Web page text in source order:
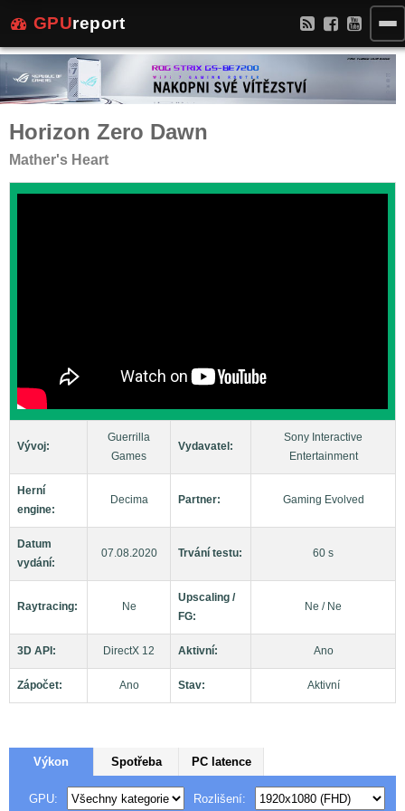
GPUreport
Horizon Zero Dawn
Mather's Heart
Vývoj:
Guerrilla
Games
Vydavatel:
Sony Interactive
Entertainment
Herní
engine:
Decima Partner: Gaming Evolved
Datum
vydání:
07.08.2020 Trvání testu: 60 s
Raytracing: Ne
Upscaling /
FG:
Ne / Ne
3D API: DirectX 12 Aktivní: Ano
Zápočet: Ano Stav: Aktivní
Výkon Spotřeba PC latence
GPU: Rozlišení: